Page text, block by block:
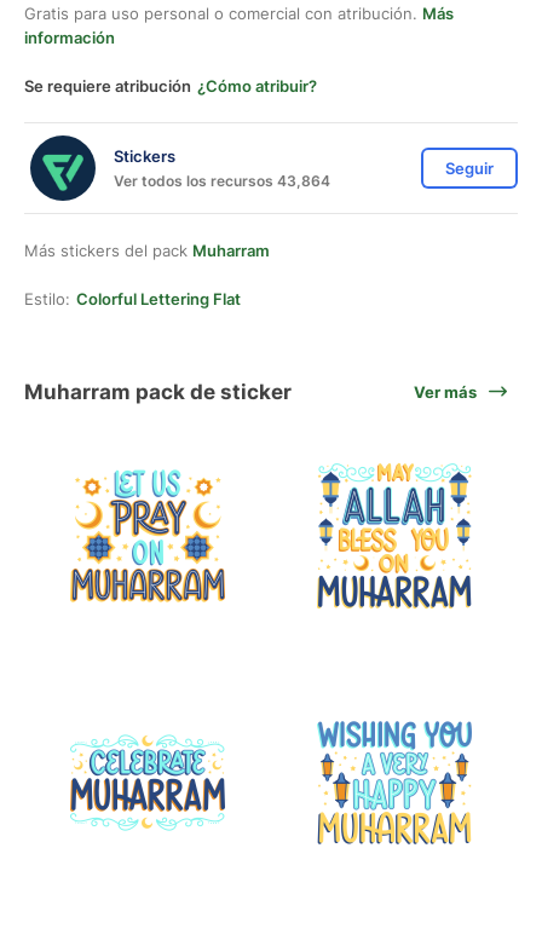
Gratis para uso personal o comercial con atribución. Más
información
Se requiere atribución ¿Cómo atribuir?
Stickers
Ver todos los recursos 43,864
Seguir
Más stickers del pack Muharram
Estilo: Colorful Lettering Flat
Muharram pack de sticker Ver más